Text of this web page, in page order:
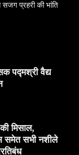
प्रहरी की भांति
पद्मश्री वैद्य
मिसाल,
समेत सभी नशीले